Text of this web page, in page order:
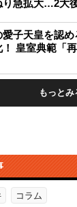
り急拡大…2大
愛子天皇を認
！ 皇室典範「
もっとみ
コラム